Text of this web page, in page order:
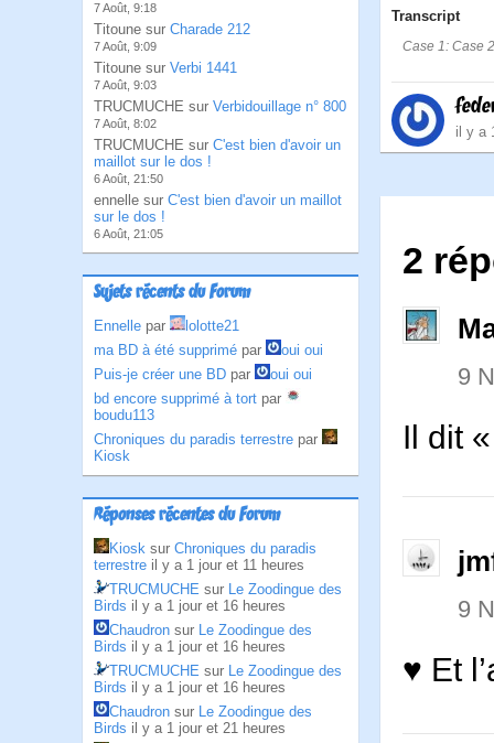
7 Août, 9:18
Titoune sur Charade 212
7 Août, 9:09
Titoune sur Verbi 1441
7 Août, 9:03
TRUCMUCHE sur Verbidouillage n° 800
7 Août, 8:02
TRUCMUCHE sur C'est bien d'avoir un
maillot sur le dos !
6 Août, 21:50
ennelle sur C'est bien d'avoir un maillot
sur le dos !
6 Août, 21:05
Sujets récents du Forum
Ennelle par
lolotte21
ma BD à été supprimé par
oui oui
Puis-je créer une BD par
oui oui
bd encore supprimé à tort par
boudu113
Chroniques du paradis terrestre par
Kiosk
Réponses récentes du Forum
Kiosk sur Chroniques du paradis
terrestre il y a 1 jour et 11 heures
TRUCMUCHE sur Le Zoodingue des
Birds il y a 1 jour et 16 heures
Chaudron sur Le Zoodingue des
Birds il y a 1 jour et 16 heures
TRUCMUCHE sur Le Zoodingue des
Birds il y a 1 jour et 16 heures
Chaudron sur Le Zoodingue des
Birds il y a 1 jour et 21 heures
Transcript
Case 1: Case
il y a
2
9
Il dit
9
♥ Et